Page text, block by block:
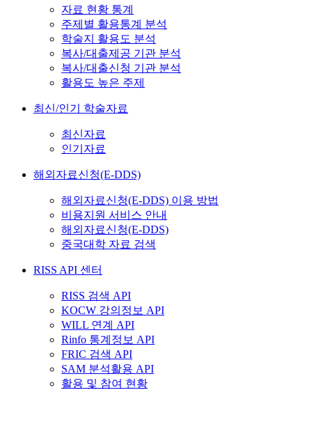
자료 현황 통계
주제별 활용통계 분석
학술지 활용도 분석
복사/대출제공 기관 분석
복사/대출신청 기관 분석
활용도 높은 주제
최신/인기 학술자료
최신자료
인기자료
해외자료신청(E-DDS)
해외자료신청(E-DDS) 이용 방법
비용지원 서비스 안내
해외자료신청(E-DDS)
중국대학 자료 검색
RISS API 센터
RISS 검색 API
KOCW 강의정보 API
WILL 연계 API
Rinfo 통계정보 API
FRIC 검색 API
SAM 분석활용 API
활용 및 참여 현황